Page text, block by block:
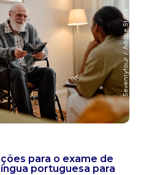
para o exame de
portuguesa para